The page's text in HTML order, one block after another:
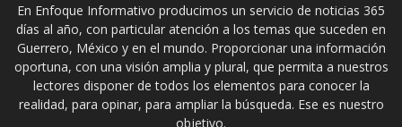
En Enfoque Informativo producimos un servicio de noticias 365
días al año, con particular atención a los temas que suceden en
Guerrero, México y en el mundo. Proporcionar una información
oportuna, con una visión amplia y plural, que permita a nuestros
lectores disponer de todos los elementos para conocer la
realidad, para opinar, para ampliar la búsqueda. Ese es nuestro
objetivo.